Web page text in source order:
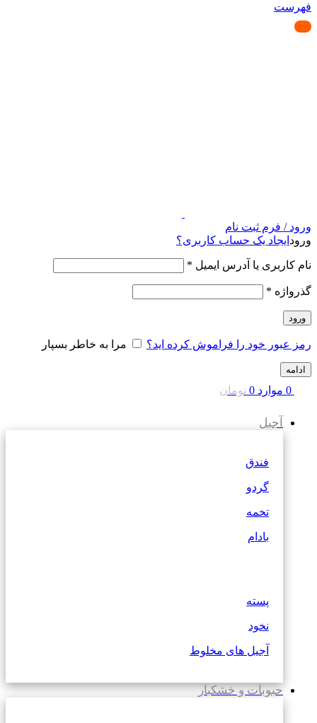
فهرست
ورود / فرم ثبت نام
ورود ایجاد یک حساب کاربری؟
نام کاربری یا آدرس ایمیل *
گذرواژه *
ورود
رمز عبور خود را فراموش کرده اید؟ مرا به خاطر بسپار
ادامه
0 موارد 0 تومان
آجیل
فندق
گردو
تخمه
بادام
پسته
نخود
آجیل های مخلوط
حبوبات و خشکبار